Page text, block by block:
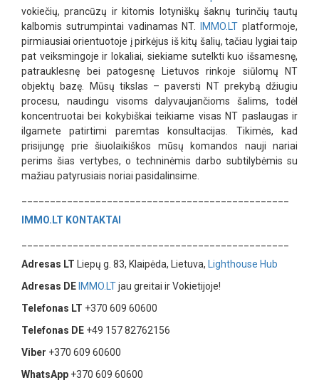
vokiečių, prancūzų ir kitomis lotyniškų šaknų turinčių tautų
kalbomis sutrumpintai vadinamas NT.
IMMO.LT platformoje,
pirmiausiai orientuotoje į pirkėjus iš kitų šalių, tačiau lygiai taip
pat veiksmingoje ir lokaliai, siekiame sutelkti kuo išsamesnę,
patrauklesnę bei patogesnę Lietuvos rinkoje siūlomų NT
objektų bazę. Mūsų tikslas – paversti NT prekybą džiugiu
procesu, naudingu visoms dalyvaujančioms šalims, todėl
koncentruotai bei kokybiškai teikiame visas NT paslaugas ir
ilgamete patirtimi paremtas konsultacijas. Tikimės, kad
prisijungę prie šiuolaikiškos mūsų komandos nauji nariai
perims šias vertybes, o techninėmis darbo subtilybėmis su
mažiau patyrusiais noriai pasidalinsime.
IMMO.LT KONTAKTAI
Adresas LT
Liepų g. 83, Klaipėda, Lietuva,
Lighthouse Hub
Adresas DE IMMO.LTjau greitai ir Vokietijoje!
Telefonas LT +370 609 60600
Telefonas DE +49 157 82762156
Viber +370 609 60600
WhatsApp +370 609 60600